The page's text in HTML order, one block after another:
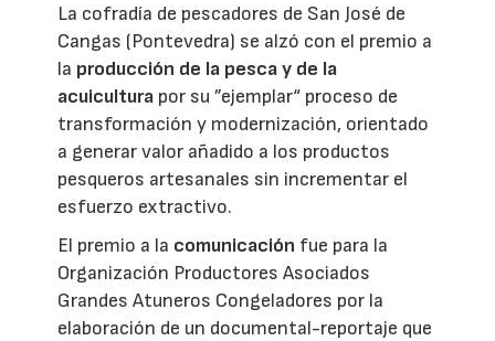
La cofradía de pescadores de San José de
Cangas (Pontevedra) se alzó con el premio a
la producción de la pesca y de la
acuicultura por su ”ejemplar“ proceso de
transformación y modernización, orientado
a generar valor añadido a los productos
pesqueros artesanales sin incrementar el
esfuerzo extractivo.
El premio a la comunicación fue para la
Organización Productores Asociados
Grandes Atuneros Congeladores por la
elaboración de un documental-reportaje que